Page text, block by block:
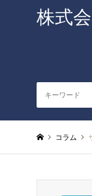
株式
コラム